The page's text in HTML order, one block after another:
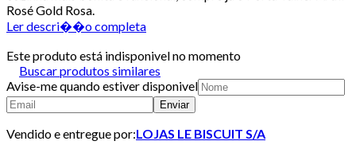
Rosé Gold Rosa.
Ler descri��o completa
Este produto está indisponivel no momento
Buscar produtos similares
Avise-me quando estiver disponivel
Enviar
Vendido e entregue por:LOJAS LE BISCUIT S/A